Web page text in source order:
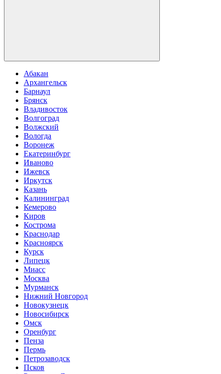
Абакан
Архангельск
Барнаул
Брянск
Владивосток
Волгоград
Волжский
Вологда
Воронеж
Екатеринбург
Иваново
Ижевск
Иркутск
Казань
Калининград
Кемерово
Киров
Кострома
Краснодар
Красноярск
Курск
Липецк
Миасс
Москва
Мурманск
Нижний Новгород
Новокузнецк
Новосибирск
Омск
Оренбург
Пенза
Пермь
Петрозаводск
Псков